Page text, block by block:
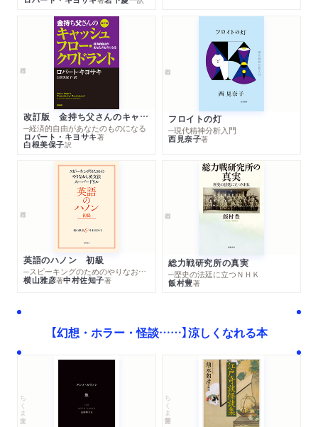
改訂版 金持ち父さんのキャッシュフロー・クワドラント
─経済的自由があなたのものになる
ロバート・キヨサキ著
白根美保子訳
フロイトの灯
─現代精神分析入門
西見奈子著
英語のハノン 初級
─スピーキングのためのやりなおし英文法スーパードリル
横山雅彦著中村佐知子著
総力戦研究所の真実
─歴史の法廷に立つＮＨＫ
飯村豊著
【幻想・ホラー・怪談……】涼しくなれる本
ちくま文庫 ちくま学芸文庫